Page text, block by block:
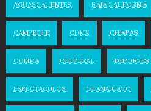
AGUASCALIENTES BAJA CALIFORNIA
CAMPECHE CDMX CHIAPAS
COLIMA CULTURAL DEPORTES
ESPECTACULOS GUANAJUATO